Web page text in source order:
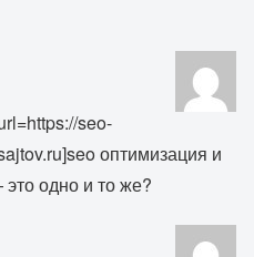
seo-
оптимизация и
одно и то же?